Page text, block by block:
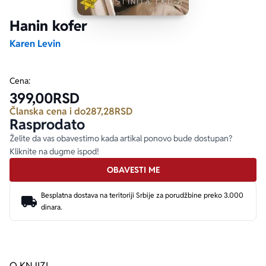
Hanin kofer
Karen Levin
Cena:
399,00RSD
Članska cena i do287,28RSD
Rasprodato
Želite da vas obavestimo kada artikal ponovo bude dostupan?
Kliknite na dugme ispod!
OBAVESTI ME
Besplatna dostava na teritoriji Srbije za porudžbine preko 3.000
dinara.
Ekranizovane knjige
E-knjige
Autori
Poezija
Biografija
Bojan Ljubenović
Milica Jakovljević Mir-Jam
Peter Handke
Elif Šafak